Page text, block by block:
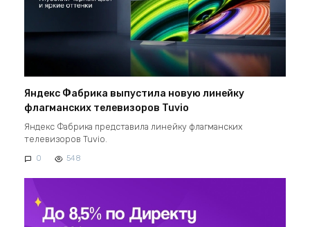
Яндекс Фабрика выпустила новую линейку
флагманских телевизоров Tuvio
Яндекс Фабрика представила линейку флагманских
телевизоров Tuvio.
0 548